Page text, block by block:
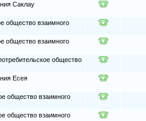
Саклау
общество взаимного
общество взаимного
общество
Есея
общество взаимного
общество взаимного